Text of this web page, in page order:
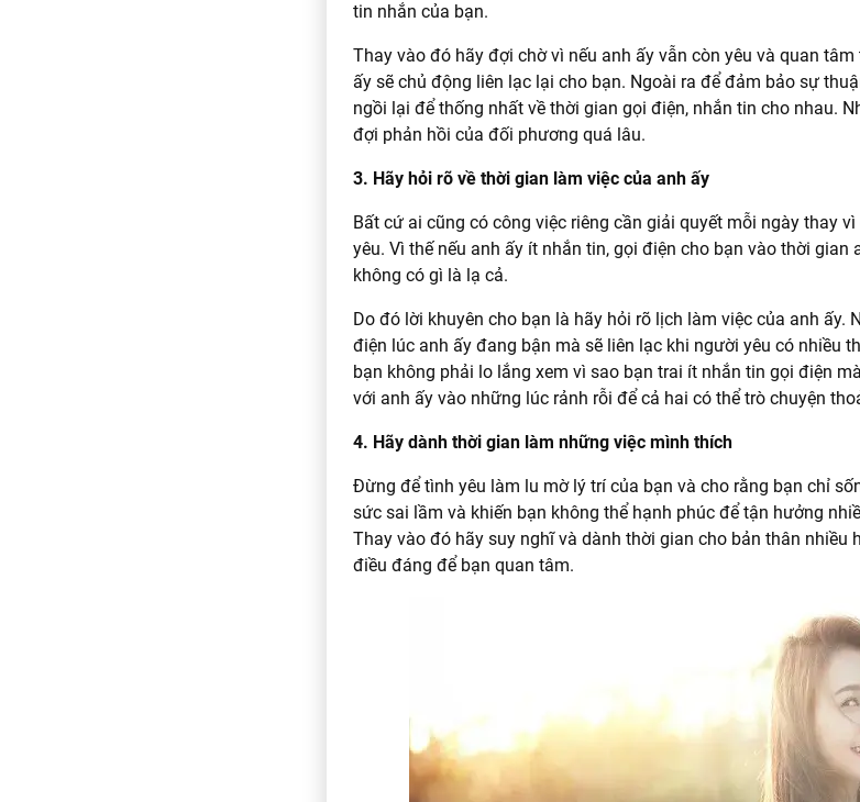
tin nhắn của bạn.
Thay vào đó hãy đợi chờ vì nếu anh ấy vẫn còn yêu và quan
ấy sẽ chủ động liên lạc lại cho bạn. Ngoài ra để đảm bảo sự
ngồi lại để thống nhất về thời gian gọi điện, nhắn tin cho nhau.
đợi phản hồi của đối phương quá lâu.
3. Hãy hỏi rõ về thời gian làm việc của anh ấy
Bất cứ ai cũng có công việc riêng cần giải quyết mỗi ngày thay
yêu. Vì thế nếu anh ấy ít nhắn tin, gọi điện cho bạn vào thời
không có gì là lạ cả.
Do đó lời khuyên cho bạn là hãy hỏi rõ lịch làm việc của anh ấy.
điện lúc anh ấy đang bận mà sẽ liên lạc khi người yêu có nhiều
bạn không phải lo lắng xem vì sao bạn trai ít nhắn tin gọi điện
với anh ấy vào những lúc rảnh rỗi để cả hai có thể trò chuyện
4. Hãy dành thời gian làm những việc mình thích
Đừng để tình yêu làm lu mờ lý trí của bạn và cho rằng bạn chỉ
sức sai lầm và khiến bạn không thể hạnh phúc để tận hưởng
Thay vào đó hãy suy nghĩ và dành thời gian cho bản thân nhiều
điều đáng để bạn quan tâm.